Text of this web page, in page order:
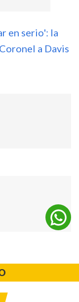
en serio': la
a Davis